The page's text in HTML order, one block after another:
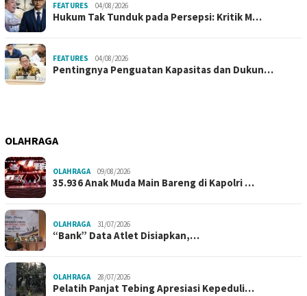
FEATURES 04/08/2026
Hukum Tak Tunduk pada Persepsi: Kritik M…
FEATURES 04/08/2026
Pentingnya Penguatan Kapasitas dan Dukun…
OLAHRAGA
OLAHRAGA 09/08/2026
35.936 Anak Muda Main Bareng di Kapolri …
OLAHRAGA 31/07/2026
“Bank” Data Atlet Disiapkan,…
OLAHRAGA 28/07/2026
Pelatih Panjat Tebing Apresiasi Kepeduli…